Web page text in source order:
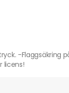
-Flaggsäkring
licens!